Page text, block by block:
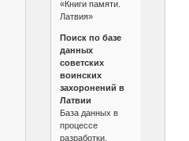
«Книги памяти.
Латвия»
Поиск по базе
данных
советских
воинских
захоронений в
Латвии
База данных в
процессе
разработки.